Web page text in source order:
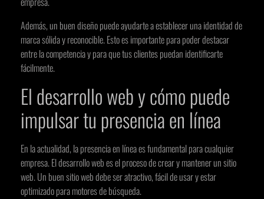
Además, un buen diseño puede ayudarte a establecer una identidad de
marca sólida y reconocible. Esto es importante para poder destacar
entre la competencia y para que tus clientes puedan identificarte
fácilmente.
El desarrollo web y cómo puede
impulsar tu presencia en línea
En la actualidad, la presencia en línea es fundamental para cualquier
empresa. El desarrollo web es el proceso de crear y mantener un sitio
web. Un buen sitio web debe ser atractivo, fácil de usar y estar
optimizado para motores de búsqueda.